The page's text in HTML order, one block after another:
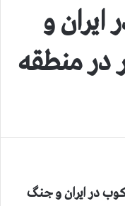
و
در منطقه
در ایران و جنگ